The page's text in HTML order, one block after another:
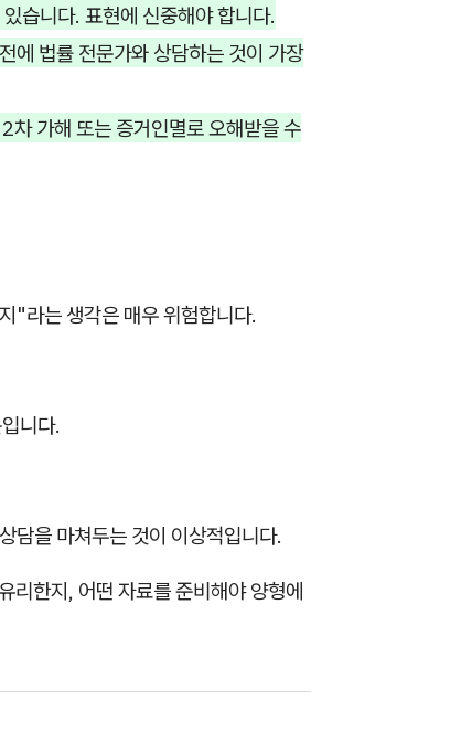
습니다. 표현에 신중해야 합니다.
에 법률 전문가와 상담하는 것이 가장
차 가해 또는 증거인멸로 오해받을 수
"라는 생각은 매우 위험합니다.
니다.
담을 마쳐두는 것이 이상적입니다.
리한지, 어떤 자료를 준비해야 양형에